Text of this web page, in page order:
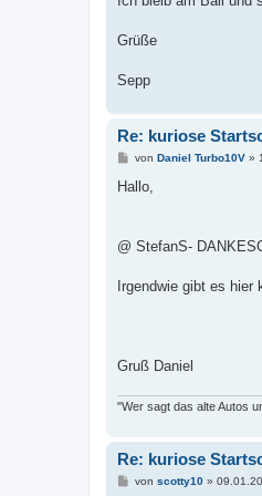
Grüße
Sepp
Re: kuriose
B
i
von Daniel Turbo10V»
Hallo,
@ StefanS-
Irgendwie gibt es hier
Gruß Daniel
"Wer sagt das alte Autos
Re: kuriose
Bvon scotty10»